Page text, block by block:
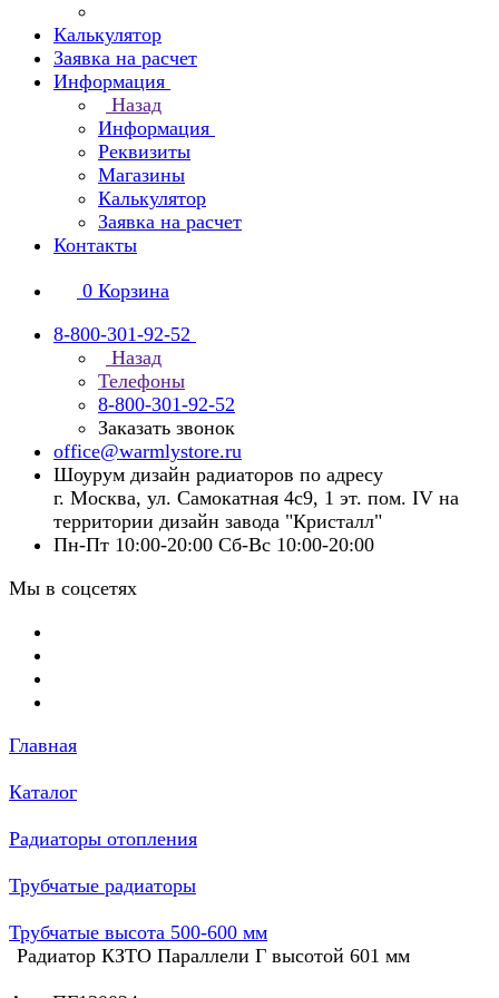
Калькулятор
Заявка на расчет
Информация
Назад
Информация
Реквизиты
Магазины
Калькулятор
Заявка на расчет
Контакты
0 Корзина
8-800-301-92-52
Назад
Телефоны
8-800-301-92-52
Заказать звонок
office@warmlystore.ru
Шоурум дизайн радиаторов по адресу
г. Москва, ул. Самокатная 4с9, 1 эт. пом. IV на
территории дизайн завода "Кристалл"
Пн-Пт 10:00-20:00 Сб-Вс 10:00-20:00
Мы в соцсетях
Главная
Каталог
Радиаторы отопления
Трубчатые радиаторы
Трубчатые высота 500-600 мм
Радиатор КЗТО Параллели Г высотой 601 мм